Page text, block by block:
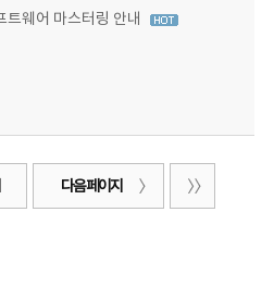
웨어 마스터링 안내
다음 페이지